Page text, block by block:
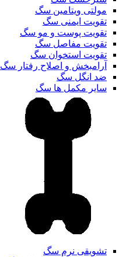
مولتی ویتامین سگ
تقویت ایمنی سگ
تقویت پوست و مو سگ
تقویت مفاصل سگ
تقویت استخوان سگ
آرامبخش و اصلاح رفتار سگ
ضد انگل سگ
سایر مکمل ها سگ
تشویقی نرم سگ